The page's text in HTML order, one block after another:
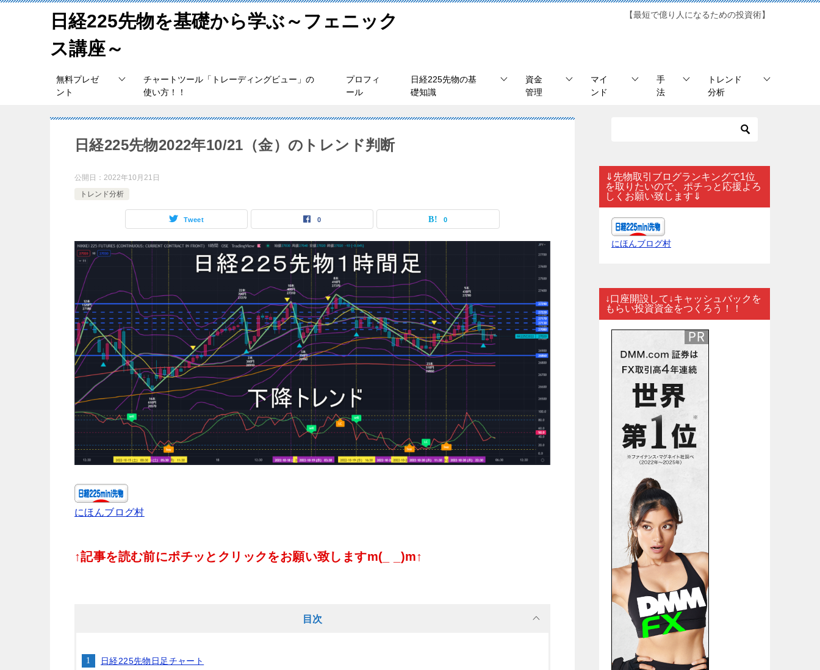
日経225先物を基礎から学ぶ～フェニック
ス講座～
【最短で億り人になるための投資術】
無料プレゼ
ント
チャートツール「トレーディングビュー」の
使い方！！
プロフィ
ール
日経225先物の基
礎知識
資金
管理
マイ
ンド
手
法
トレンド
分析
日経225先物2022年10/21（金）のトレンド判断
公開日： 2022年10月21日
トレンド分析
Tweet 0 0
にほんブログ村
↑記事を読む前にポチッとクリックをお願い致しますm(_ _)m↑
目次
日経225先物日足チャート
⇓先物取引ブログランキングで1位
を取りたいので、ポチっと応援よろ
しくお願い致します⇓
にほんブログ村
↓口座開設して↓キャッシュバックを
もらい投資資金をつくろう！！